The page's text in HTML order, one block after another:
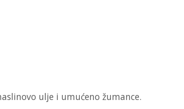
ulje i umućeno žumance.